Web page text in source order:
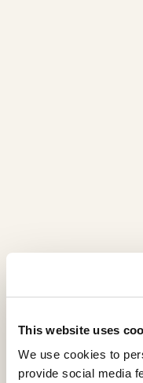
This website uses
We use cookies to
provide social media